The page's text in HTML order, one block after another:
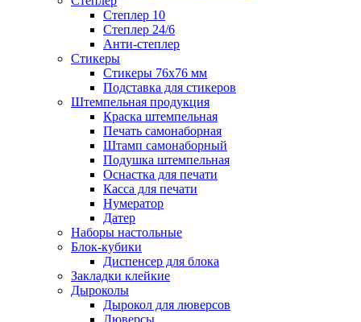
Степлер 10
Степлер 24/6
Анти-степлер
Стикеры
Стикеры 76x76 мм
Подставка для стикеров
Штемпельная продукция
Краска штемпельная
Печать самонаборная
Штамп самонаборный
Подушка штемпельная
Оснастка для печати
Касса для печати
Нумератор
Датер
Наборы настольные
Блок-кубики
Диспенсер для блока
Закладки клейкие
Дыроколы
Дырокол для люверсов
Люверсы